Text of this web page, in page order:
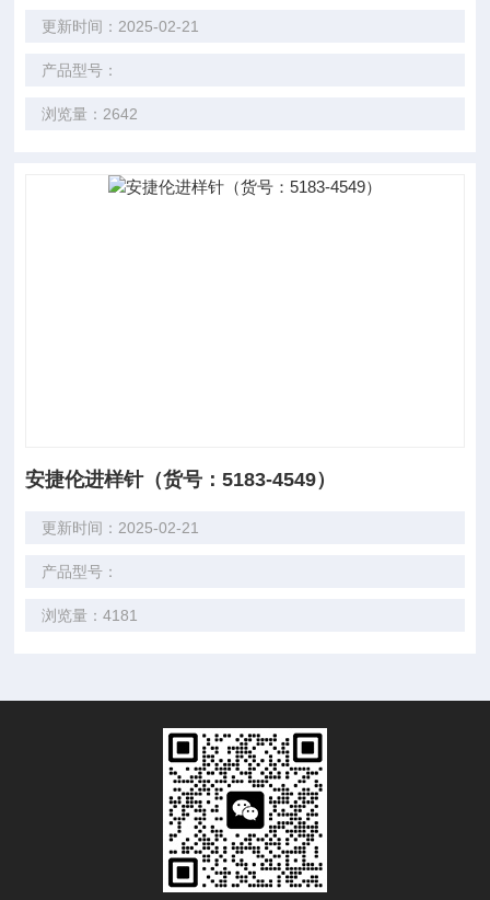
更新时间：2025-02-21
产品型号：
浏览量：2642
安捷伦进样针（货号：5183-4549）
更新时间：2025-02-21
产品型号：
浏览量：4181